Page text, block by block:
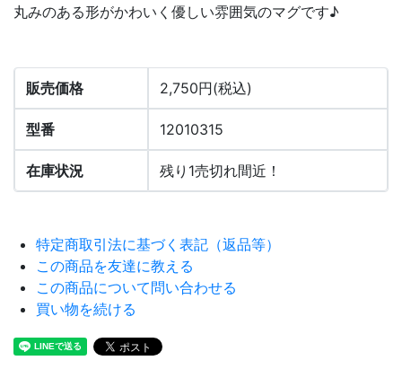
丸みのある形がかわいく優しい雰囲気のマグです♪
販売価格 2,750円(税込)
型番 12010315
在庫状況 残り1売切れ間近！
特定商取引法に基づく表記（返品等）
この商品を友達に教える
この商品について問い合わせる
買い物を続ける